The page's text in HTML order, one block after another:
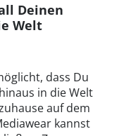
Deinen
Welt
dass Du
in die Welt
auf dem
kannst